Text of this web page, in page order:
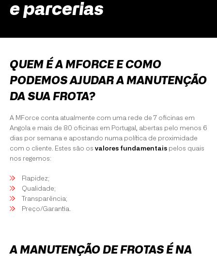
e parcerias
QUEM É A MFORCE E COMO
PODEMOS AJUDAR A MANUTENÇÃO
DA SUA FROTA?
A MForce conta atualmente com uma rede de 7 oficinas em
Angola e mais de 80 oficinas em Portugal, abertas pelo menos 6
dias por semana e apostando numa política de proximidade
com o cliente. Estes são os valores fundamentais pelos quais
nos regemos:
Rapidez;
Qualidade;
Transparência;
Preço/Garantia.
A MANUTENÇÃO DE FROTAS É NA